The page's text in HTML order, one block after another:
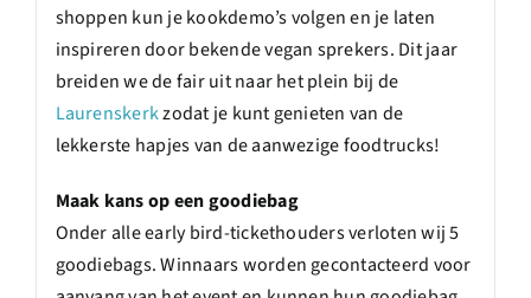
shoppen kun je kookdemo’s volgen en je laten
inspireren door bekende vegan sprekers. Dit jaar
breiden we de fair uit naar het plein bij de
Laurenskerkzodat je kunt genieten van de
lekkerste hapjes van de aanwezige foodtrucks!
Maak kans op een goodiebag
Onder alle early bird-tickethouders verloten wij 5
goodiebags. Winnaars worden gecontacteerd voor